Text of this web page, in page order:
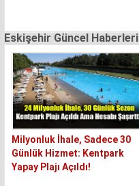
Eskişehir Güncel Haberleri
Milyonluk İhale, Sadece 30
Günlük Hizmet: Kentpark
Yapay Plajı Açıldı!